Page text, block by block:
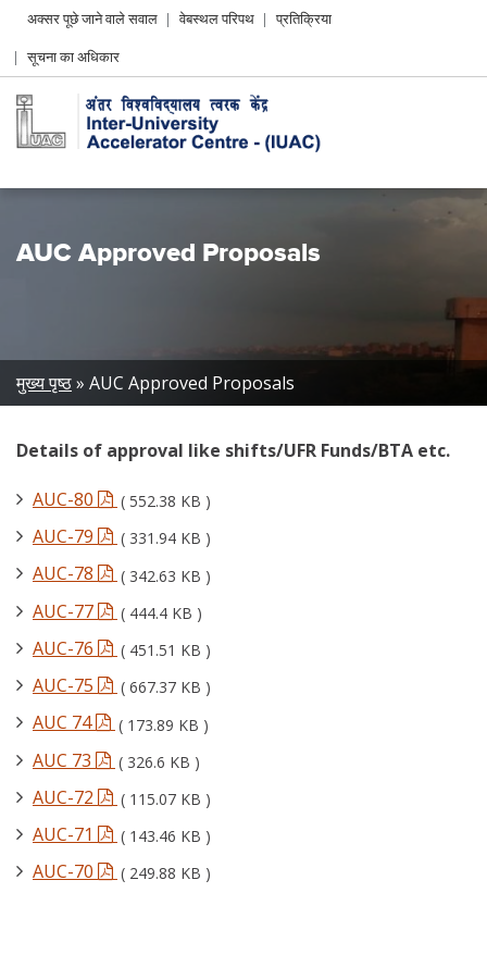
Header
menu
अक्सर पूछे जाने वाले सवाल वेबस्थल परिपथ
प्रतिक्रिया
सूचना का अधिकार
AUC Approved Proposals
Breadcrumb
मुख्य पृष्ठ AUC Approved Proposals
Details of approval like shifts/UFR Funds/BTA etc.
AUC-80 ( 552.38 KB )
AUC-79 ( 331.94 KB )
AUC-78 ( 342.63 KB )
AUC-77 ( 444.4 KB )
AUC-76 ( 451.51 KB )
AUC-75 ( 667.37 KB )
AUC 74 ( 173.89 KB )
AUC 73 ( 326.6 KB )
AUC-72 ( 115.07 KB )
AUC-71 ( 143.46 KB )
AUC-70 ( 249.88 KB )